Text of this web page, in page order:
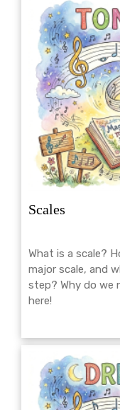
Scales
What is a scale?
major scale, and
step? Why do we
here!